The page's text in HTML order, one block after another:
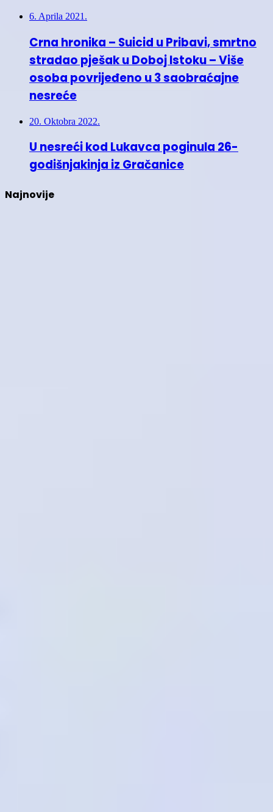
6. Aprila 2021.
Crna hronika – Suicid u Pribavi, smrtno
stradao pješak u Doboj Istoku – Više
osoba povrijeđeno u 3 saobraćajne
nesreće
20. Oktobra 2022.
U nesreći kod Lukavca poginula 26-
godišnjakinja iz Gračanice
Najnovije